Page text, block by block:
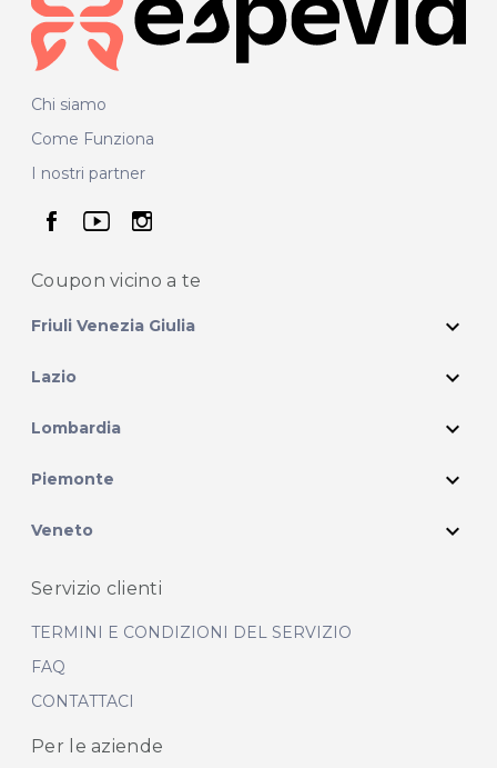
Chi siamo
Come Funziona
I nostri partner
seguici su facebook
seguici su youtube
seguici su instagram
Coupon vicino a te
Friuli Venezia Giulia expand_more
Lazio expand_more
Lombardia expand_more
Piemonte expand_more
Veneto expand_more
Servizio clienti
TERMINI E CONDIZIONI DEL SERVIZIO
FAQ
CONTATTACI
Per le aziende